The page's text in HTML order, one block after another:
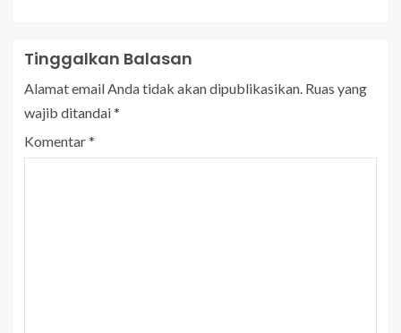
Tinggalkan Balasan
Alamat email Anda tidak akan dipublikasikan. Ruas yang
wajib ditandai*
Komentar*